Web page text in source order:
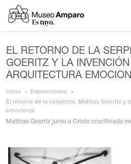
EL RETORNO DE LA
GOERITZ Y LA
ARQUITECTURA
Inicio
Exposiciones
El retorno de la serpiente. Mathias Goeritz y
emocional
Mathias Goeritz junto a Cristo crucificado